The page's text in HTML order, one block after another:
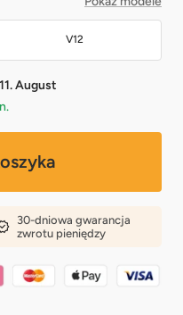
V12
August
30-dniowa gwarancja
zwrotu pieniędzy